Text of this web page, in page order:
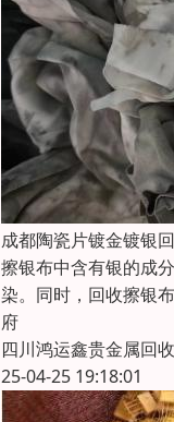
成都陶瓷片镀金镀银
擦银布中含有银的成
染。同时，回收擦银
府
四川鸿运鑫贵金属回
25-04-25 19:18:01